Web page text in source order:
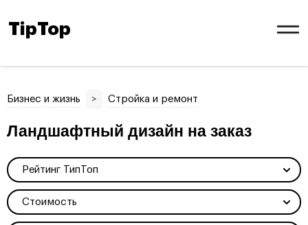
TipTop
Бизнес и жизнь > Стройка и ремонт
Ландшафтный дизайн на заказ
Рейтинг ТипТоп
Стоимость